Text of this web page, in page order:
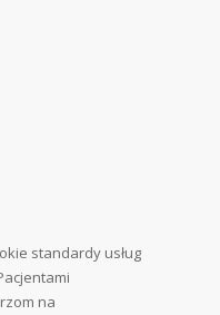
standardy usług
na